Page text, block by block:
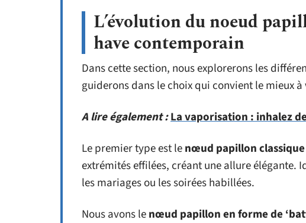
L’évolution du noeud
have contemporain
Dans cette section, nous explorerons les
guiderons dans le choix qui convient le mieux à
A lire également :La vaporisation : inhalez
Le premier type est lenœud papillon
extrémités effilées, créant une allure élégante.
les mariages ou les soirées habillées.
Nous avons lenœud papillon en forme de